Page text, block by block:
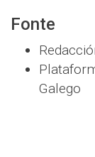
Fonte
Galego